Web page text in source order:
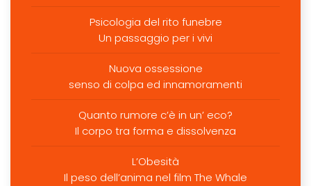
Psicologia del rito funebre
Un passaggio per i vivi
Nuova ossessione
senso di colpa ed innamoramenti
Quanto rumore c’è in un’ eco?
Il corpo tra forma e dissolvenza
L’Obesità
Il peso dell’anima nel film The Whale